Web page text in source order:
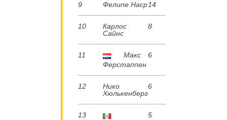
9 Фелипе Наср14
10
Карлос
Сайнс
8
11
Макс
Ферстаппен
6
12
Нико
Хюлькенберг
6
13
5